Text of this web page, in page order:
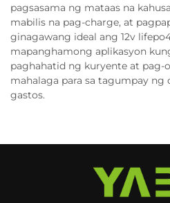
pagsasama ng mataas na
mabilis na pag-charge, at
ginagawang ideal ang 12v
mapanghamong aplikasyon
paghahatid ng kuryente at pag-
mahalaga para sa tagumpay ng
gastos.